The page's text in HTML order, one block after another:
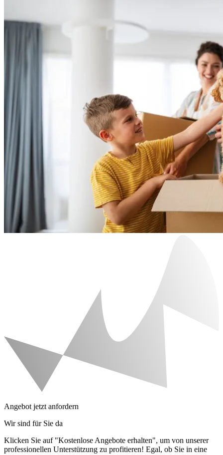
Angebot jetzt anfordern
Wir sind für Sie da
Klicken Sie auf "Kostenlose Angebote erhalten", um von unserer
professionellen Unterstützung zu profitieren! Egal, ob Sie in eine